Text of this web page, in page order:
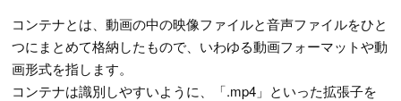
コンテナとは、動画の中の映像ファイルと音声ファイルをひと
つにまとめて格納したもので、いわゆる動画フォーマットや動
画形式を指します。
コンテナは識別しやすいように、「.mp4」といった拡張子を